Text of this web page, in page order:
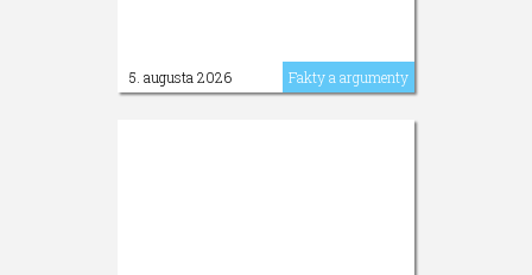
5. augusta 2026 Fakty a argumenty